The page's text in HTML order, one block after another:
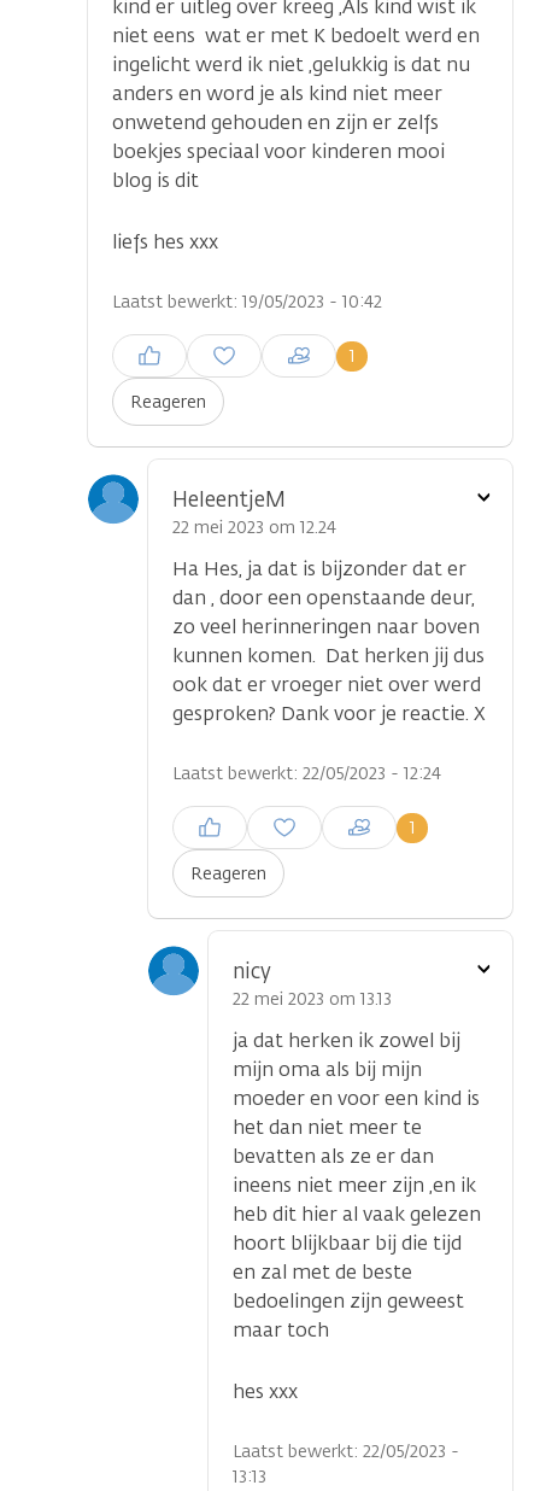
kind er uitleg over kreeg ,Als kind wist ik
niet eens wat er met K bedoelt werd en
ingelicht werd ik niet ,gelukkig is dat nu
anders en word je als kind niet meer
onwetend gehouden en zijn er zelfs
boekjes speciaal voor kinderen mooi
blog is dit
liefs hes xxx
Laatst bewerkt: 19/05/2023 - 10:42
Reageren
1
Inloggen om een reactie te
plaatsen
HeleentjeM
22 mei 2023 om 12.24
Ha Hes, ja dat is bijzonder dat er
dan , door een openstaande deur,
zo veel herinneringen naar boven
kunnen komen. Dat herken jij dus
ook dat er vroeger niet over werd
gesproken? Dank voor je reactie. X
Laatst bewerkt: 22/05/2023 - 12:24
Reageren
1
Inloggen om een reactie te
plaatsen
Toon
nicy
22 mei 2023 om 13.13
ja dat herken ik zowel bij
mijn oma als bij mijn
moeder en voor een kind is
het dan niet meer te
bevatten als ze er dan
ineens niet meer zijn ,en ik
heb dit hier al vaak gelezen
hoort blijkbaar bij die tijd
en zal met de beste
bedoelingen zijn geweest
maar toch
hes xxx
Laatst bewerkt: 22/05/2023 -
13:13
Toon